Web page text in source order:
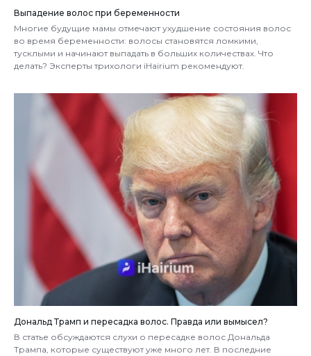
Выпадение волос при беременности
Многие будущие мамы отмечают ухудшение состояния волос
во время беременности: волосы становятся ломкими,
тусклыми и начинают выпадать в больших количествах. Что
делать? Эксперты трихологи iHairium рекомендуют.
Дональд Трамп и пересадка волос. Правда или вымысел?
В статье обсуждаются слухи о пересадке волос Дональда
Трампа, которые существуют уже много лет. В последние